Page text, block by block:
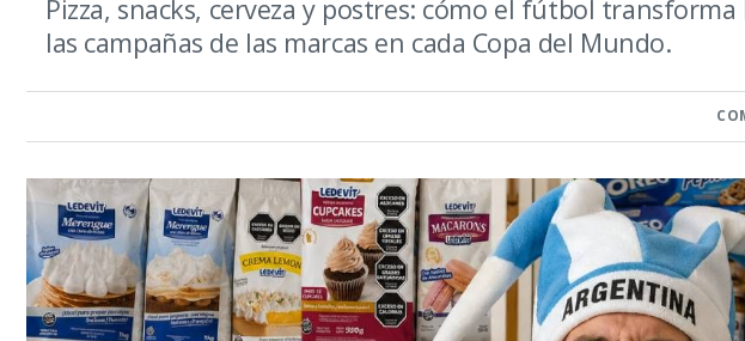
Pizza, snacks, cerveza y postres: cómo el fútbol
las campañas de las marcas en cada Copa del Mundo.